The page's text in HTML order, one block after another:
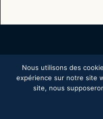
Copyright ©
Nous utilisons des
expérience sur notre site
site, nous